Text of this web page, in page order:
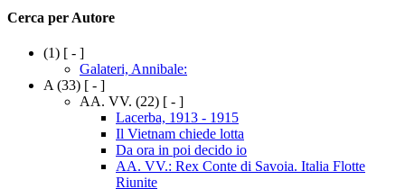
Cerca per Autore
(1) [ - ]
Galateri, Annibale:
A (33) [ - ]
AA. VV. (22) [ - ]
Lacerba, 1913 - 1915
Il Vietnam chiede lotta
Da ora in poi decido io
AA. VV.: Rex Conte di Savoia. Italia Flotte
Riunite